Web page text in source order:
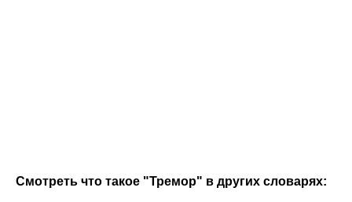
Смотреть что такое "Тремор" в других словарях: